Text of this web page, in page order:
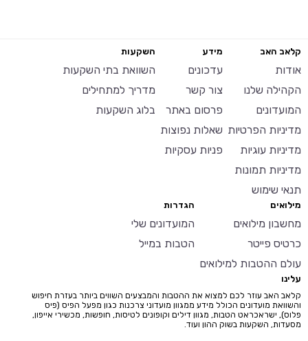
קלאב האב
אודות
הקהילה שלנו
המועדונים
מדיניות הפרטיות
מדיניות עוגיות
מדיניות תמונות
תנאי שימוש
מידע
עדכונים
צור קשר
פרסום באתר
שאלות נפוצות
פניות עסקיות
השקעות
השוואת בתי השקעות
מדריך למתחילים
בלוג השקעות
מילואים
מחשבון מילואים
כרטיס פייטר
עולם ההטבות למילואים
הגדרות
המועדונים שלי
הטבות במייל
עלינו
קלאב האב עוזר לכם למצוא את ההטבות והמבצעים השווים ביותר בעזרת חיפוש
והשוואת מועדונים הכולל מידע ממגוון מועדוני צרכנות כגון מפעל הפיס (פיס
פלוס), ישראכראט הטבות, מגוון דילים וקופונים לטיסות, חופשות, מכשירי אייפון,
מסעדות, השקעות בשוק ההון ועוד.